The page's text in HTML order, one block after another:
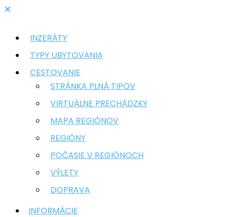
INZERÁTY
TYPY UBYTOVANIA
CESTOVANIE
STRÁNKA PLNÁ TIPOV
VIRTUÁLNE PRECHÁDZKY
MAPA REGIÓNOV
REGIÓNY
POČASIE V REGIÓNOCH
VÝLETY
DOPRAVA
INFORMÁCIE